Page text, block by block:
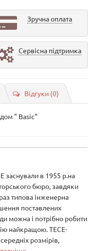
Зручна оплата
Сервісна підтримка
Відгуки (0)
" Basic"
заснували в 1955 р.на
бюро, завдяки
типова інженерна
поставлених
можна і потрібно робити
найкращою. ТЕСЕ-
розмірів,